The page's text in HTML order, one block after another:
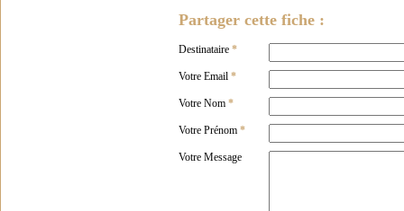
Partager cette fiche :
Destinataire *
Votre Email *
Votre Nom *
Votre Prénom *
Votre Message